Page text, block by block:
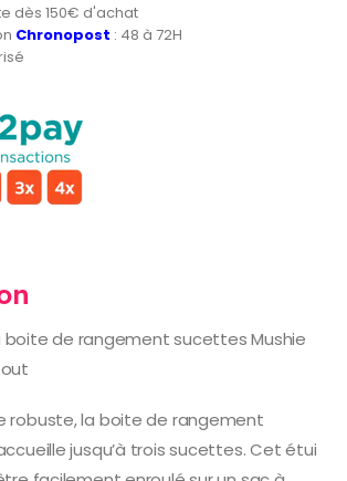
dès 150€ d'achat
Chronopost : 48 à 72H
boite de rangement sucettes Mushie
robuste, la boite de rangement
jusqu’à trois sucettes. Cet étui